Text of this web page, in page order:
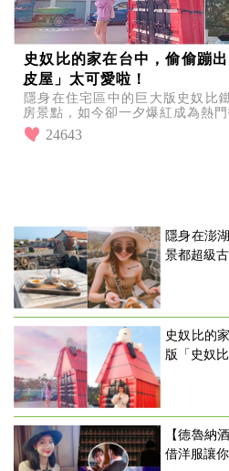
史奴比的家在台中，偷偷蹦
皮屋」太可愛啦！
隱身在住宅區中的巨大版史奴比
房景點，如今卻一夕爆紅成為熱門
24643
隱身在澎
景都超級
史奴比的
版「史奴
【德魯納
借洋服讓